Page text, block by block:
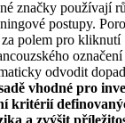
značky používají
postupy.
za polem pro
označení
odvodit
vhodné pro
kritérií
a zvýšit